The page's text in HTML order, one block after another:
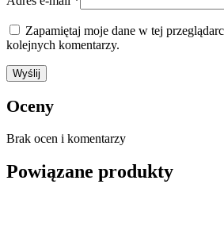
Zapamiętaj moje dane w tej
kolejnych komentarzy.
Oceny
Brak ocen i komentarzy
Powiązane produkty